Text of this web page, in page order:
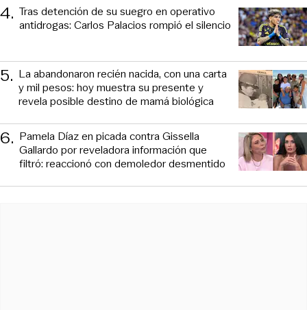
4. Tras detención de su suegro en operativo
antidrogas: Carlos Palacios rompió el silencio
5. La abandonaron recién nacida, con una carta
y mil pesos: hoy muestra su presente y
revela posible destino de mamá biológica
6. Pamela Díaz en picada contra Gissella
Gallardo por reveladora información que
filtró: reaccionó con demoledor desmentido